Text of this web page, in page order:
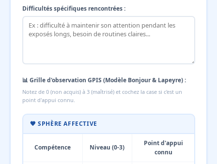
Difficultés spécifiques rencontrées :
📊 Grille d'observation GPIS (Modèle Bonjour & Lapeyre) :
Notez de 0 (non acquis) à 3 (maîtrisé) et cochez la case si c'est un
point d'appui connu.
🧡 SPHÈRE AFFECTIVE
Compétence Niveau (0-3)
Point d'appui
connu